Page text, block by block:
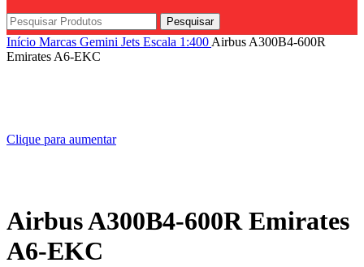
Pesquisar
Início Marcas Gemini Jets Escala 1:400 Airbus A300B4-600R
Emirates A6-EKC
Clique para aumentar
Airbus A300B4-600R Emirates
A6-EKC